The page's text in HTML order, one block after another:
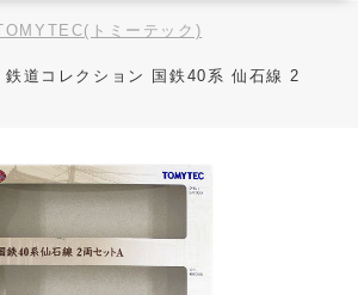
トミーテック)
道コレクション 国鉄40系 仙石線 2